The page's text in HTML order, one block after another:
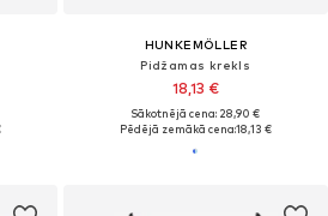
HUNKEMÖLLER
Pidžamas krekls
18,13 €
Sākotnējā cena: 28,90 €
Pēdējā zemākā cena:18,13 €